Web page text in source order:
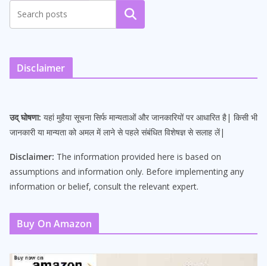
Search
Disclaimer
उद् घोषणा: यहां मुहैया सूचना सिर्फ मान्यताओं और जानकारियों पर आधारित है| किसी भी
जानकारी या मान्यता को अमल में लाने से पहले संबंधित विशेषज्ञ से सलाह लें|
Disclaimer: The information provided here is based on
assumptions and information only. Before implementing any
information or belief, consult the relevant expert.
Buy On Amazon